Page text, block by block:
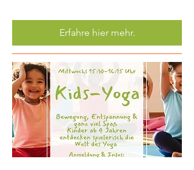
Erfahre hier mehr.